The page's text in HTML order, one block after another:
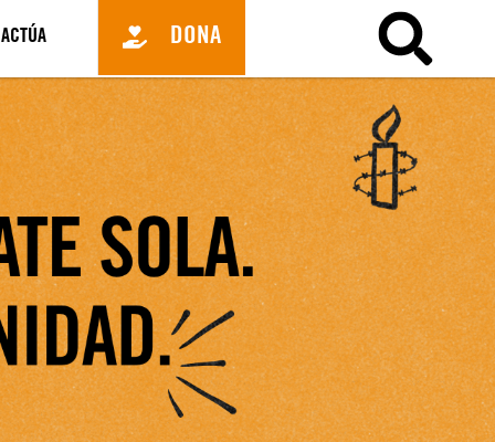
ACTÚA DONA